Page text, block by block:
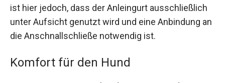
ist hier jedoch, dass der Anleingurt ausschließlich
unter Aufsicht genutzt wird und eine Anbindung an
die Anschnallschließe notwendig ist.
Komfort für den Hund